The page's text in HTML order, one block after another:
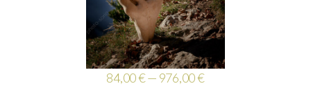
84,00 € — 976,00 €